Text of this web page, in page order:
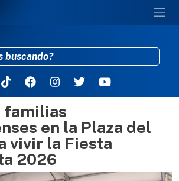
Pasar al contenido principal
familias
en la Plaza del
vivir la Fiesta
2026